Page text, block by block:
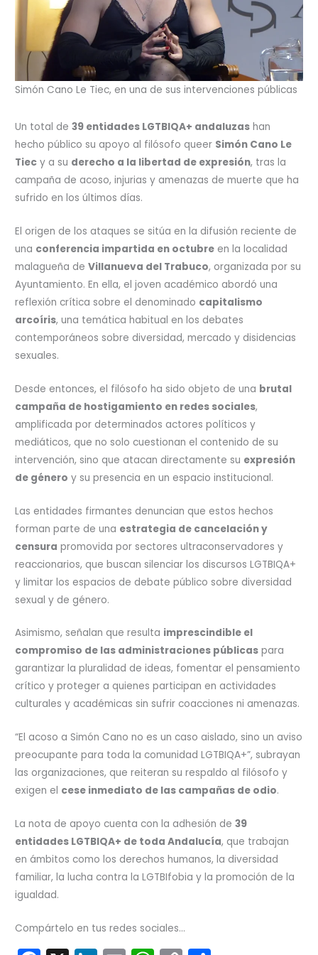
Simón Cano Le Tiec, en una de sus intervenciones públicas
Un total de39 entidades LGTBIQA+ andaluzas han
hecho público su apoyo al filósofo queer Simón Cano Le
Tiec y a su derecho a la libertad de expresión, tras la
campaña de acoso, injurias y amenazas de muerte que ha
sufrido en los últimos días.
El origen de los ataques se sitúa en la difusión reciente de
una conferencia impartida en octubre en la localidad
malagueña deVillanueva del Trabuco, organizada por su
Ayuntamiento. En ella, el joven académico abordó una
reflexión crítica sobre el denominado capitalismo
arcoíris, una temática habitual en los debates
contemporáneos sobre diversidad, mercado y disidencias
sexuales.
Desde entonces, el filósofo ha sido objeto de una brutal
campaña de hostigamiento en redes sociales,
amplificada por determinados actores políticos y
mediáticos, que no solo cuestionan el contenido de su
intervención, sino que atacan directamente su expresión
de género y su presencia en un espacio institucional.
Las entidades firmantes denuncian que estos hechos
forman parte de una estrategia de cancelación y
censura promovida por sectores ultraconservadores y
reaccionarios, que buscan silenciar los discursos LGTBIQA+
y limitar los espacios de debate público sobre diversidad
sexual y de género.
Asimismo, señalan que resulta imprescindible el
compromiso de las administraciones públicas para
garantizar la pluralidad de ideas, fomentar el pensamiento
crítico y proteger a quienes participan en actividades
culturales y académicas sin sufrir coacciones ni amenazas.
“El acoso a Simón Cano no es un caso aislado, sino un aviso
preocupante para toda la comunidad LGTBIQA+”, subrayan
las organizaciones, que reiteran su respaldo al filósofo y
exigen el cese inmediato de las campañas de odio.
La nota de apoyo cuenta con la adhesión de39
entidades LGTBIQA+ de toda Andalucía, que trabajan
en ámbitos como los derechos humanos, la diversidad
familiar, la lucha contra la LGTBIfobia y la promoción de la
igualdad.
Compártelo en tus redes sociales...